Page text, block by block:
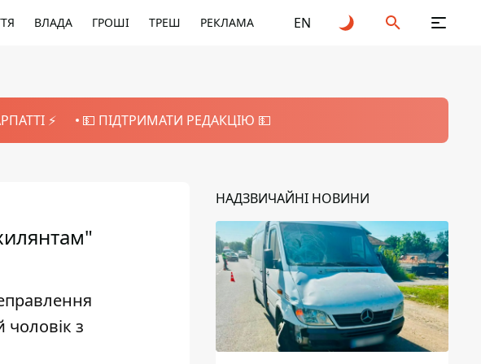
ВЛАДА ГРОШІ ТРЕШ РЕКЛАМА EN
⚡️ 💵 ПІДТРИМАТИ РЕДАКЦІЮ 💵
з
НАДЗВИЧАЙНІ НОВИНИ